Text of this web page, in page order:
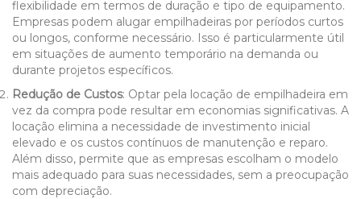
flexibilidade em termos de duração e tipo de equipamento.
Empresas podem alugar empilhadeiras por períodos curtos
ou longos, conforme necessário. Isso é particularmente útil
em situações de aumento temporário na demanda ou
durante projetos específicos.
Redução de Custos: Optar pela locação de empilhadeira em
vez da compra pode resultar em economias significativas. A
locação elimina a necessidade de investimento inicial
elevado e os custos contínuos de manutenção e reparo.
Além disso, permite que as empresas escolham o modelo
mais adequado para suas necessidades, sem a preocupação
com depreciação.